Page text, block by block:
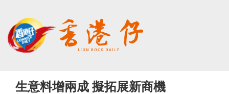
生意料增兩成 擬拓展新商機